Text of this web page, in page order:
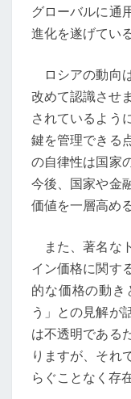
グローバルに通
進化を遂げてい
ロシアの動向
改めて認識させ
されているよう
鍵を管理できる
の自律性は国家
今後、国家や金
価値を一層高め
また、著名な
イン価格に関す
的な価格の動
う」との見解が
は不透明である
りますが、それ
らぐことなく存